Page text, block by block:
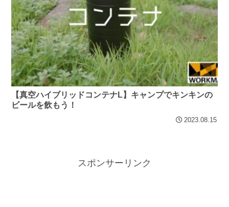
【真空ハイブリッドコンテナL】キャンプでキンキンの
ビールを飲もう！
2023.08.15
スポンサーリンク